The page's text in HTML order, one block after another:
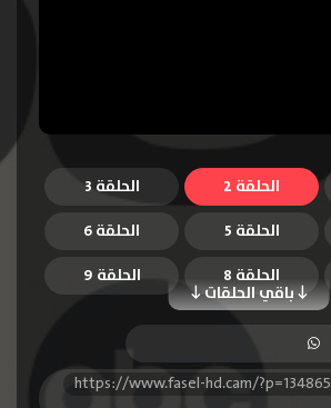
الحلقة 2
الحلقة 3
الحلقة 5 الحلقة 6
باقي الحلقات
الحلقة 8
الحلقة 9
الحلقة 11
الحلقة 14
الحلقة 15
https://www.fasel-hd.cam/?p=134865